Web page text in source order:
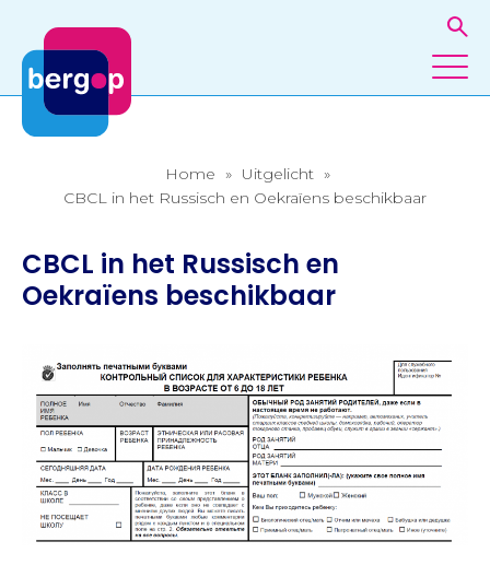
Home » Uitgelicht »
CBCL in het Russisch en Oekraïens beschikbaar
CBCL in het Russisch en
Oekraïens beschikbaar